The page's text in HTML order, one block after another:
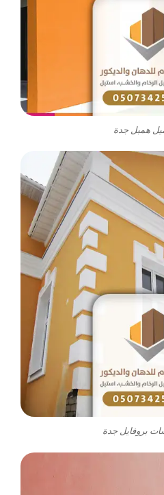
همبل جدة
بروفايل جدة